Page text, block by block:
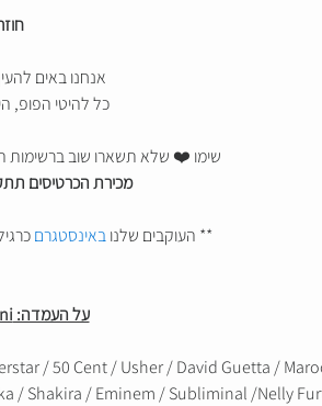
אנחנו באים
כל להיטי הפופ,
שימו ❤️ שלא תשארו שוב ברשימות
מכירת הכרטיסים
** העוקבים שלנובאינסטגרם
על העמדה: DJ Eyal Daskal & DJ Adi Dgani
/ 50 Cent / Usher / David Guetta /
/ Shakira / Eminem / Subliminal /Nelly